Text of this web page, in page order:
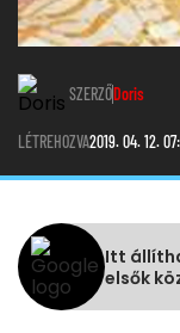
SZERZŐDoris
LÉTREHOZVA2019. 04. 12.
Itt
elsők